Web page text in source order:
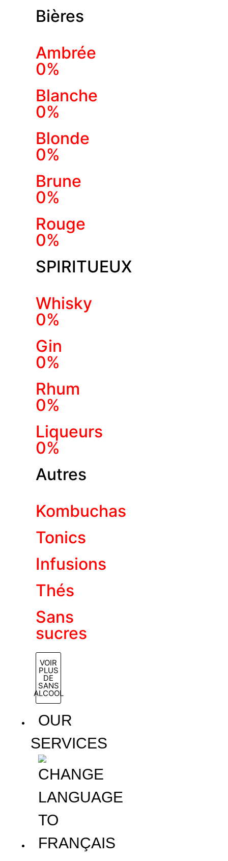
Bières
Ambrée
0%
Blanche
0%
Blonde
0%
Brune
0%
Rouge
0%
SPIRITUEUX
Whisky
0%
Gin
0%
Rhum
0%
Liqueurs
0%
Autres
Kombuchas
Tonics
Infusions
Thés
Sans
sucres
VOIR
PLUS
DE
SANS
ALCOOL
OUR
SERVICES